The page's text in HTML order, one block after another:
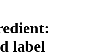
label